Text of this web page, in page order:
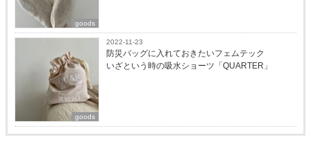
goods
goods
2022-11-23
防災バッグに入れておきたいフェムテック
いざという時の吸水ショーツ「QUARTER」